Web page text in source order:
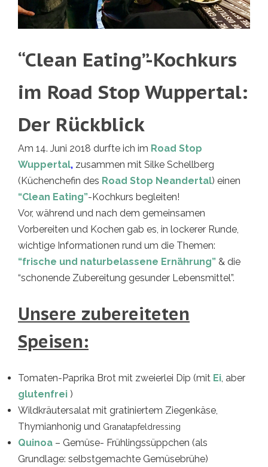
“Clean Eating”-Kochkurs
im Road Stop Wuppertal:
Der Rückblick
Am 14. Juni 2018 durfte ich im Road Stop
Wuppertal, zusammen mit Silke Schellberg
(Küchenchefin des Road Stop Neandertal) einen
“Clean Eating”-Kochkurs begleiten!
Vor, während und nach dem gemeinsamen
Vorbereiten und Kochen gab es, in lockerer Runde,
wichtige Informationen rund um die Themen:
“frische und naturbelassene Ernährung” & die
“schonende Zubereitung gesunder Lebensmittel”.
Unsere zubereiteten
Speisen:
Tomaten-Paprika Brot mit zweierlei Dip (mit Ei , aber
glutenfrei )
Wildkräutersalat mit gratiniertem Ziegenkäse,
Thymianhonig und Granatapfeldressing
Quinoa – Gemüse- Frühlingssüppchen (als
Grundlage: selbstgemachte Gemüsebrühe)